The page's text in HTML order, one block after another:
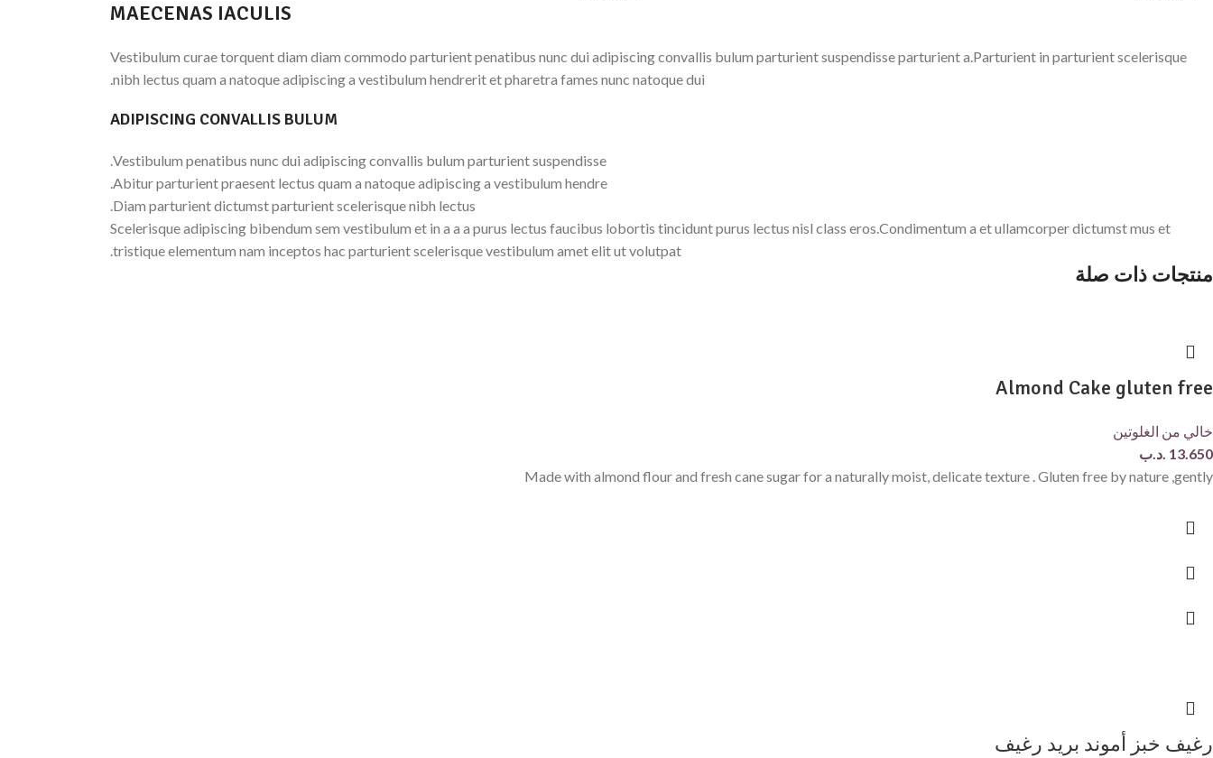
MAECENAS IACULIS
Vestibulum curae torquent diam diam commodo parturient penatibus nunc dui adipiscing convallis bulum parturient suspendisse parturient a.Parturient in parturient scelerisque
nibh lectus quam a natoque adipiscing a vestibulum hendrerit et pharetra fames nunc natoque dui.
ADIPISCING CONVALLIS BULUM
Vestibulum penatibus nunc dui adipiscing convallis bulum parturient suspendisse.
Abitur parturient praesent lectus quam a natoque adipiscing a vestibulum hendre.
Diam parturient dictumst parturient scelerisque nibh lectus.
Scelerisque adipiscing bibendum sem vestibulum et in a a a purus lectus faucibus lobortis tincidunt purus lectus nisl class eros.Condimentum a et ullamcorper dictumst mus et
tristique elementum nam inceptos hac parturient scelerisque vestibulum amet elit ut volutpat.
منتجات ذات صلة
Almond Cake gluten free
خالي من الغلوتين
13.650 .د.ب
Made with almond flour and fresh cane sugar for a naturally moist, delicate texture . Gluten free by nature ,gently
رغيف خبز أموند بريد رغيف